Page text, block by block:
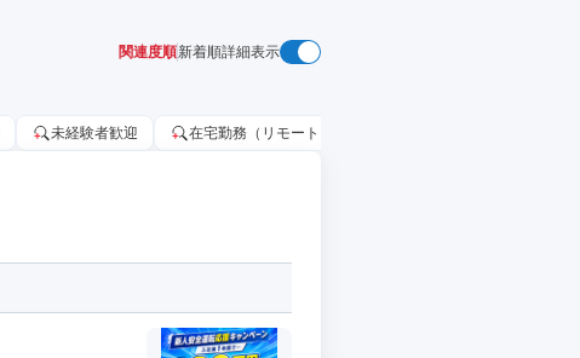
関連度順新着順詳細表示
未経験者歓迎 在宅勤務（リモートワーク）OK